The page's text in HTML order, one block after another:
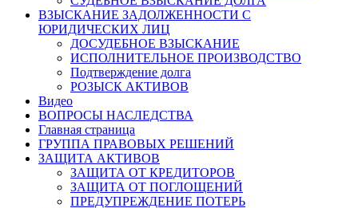
ВЗЫСКАНИЕ ЗАДОЛЖЕННОСТИ С
ЮРИДИЧЕСКИХ ЛИЦ
ДОСУДЕБНОЕ ВЗЫСКАНИЕ
ИСПОЛНИТЕЛЬНОЕ ПРОИЗВОДСТВО
Подтверждение долга
РОЗЫСК АКТИВОВ
Видео
ВОПРОСЫ НАСЛЕДСТВА
Главная страница
ГРУППА ПРАВОВЫХ РЕШЕНИЙ
ЗАЩИТА АКТИВОВ
ЗАЩИТА ОТ КРЕДИТОРОВ
ЗАЩИТА ОТ ПОГЛОЩЕНИЙ
ПРЕДУПРЕЖДЕНИЕ ПОТЕРЬ